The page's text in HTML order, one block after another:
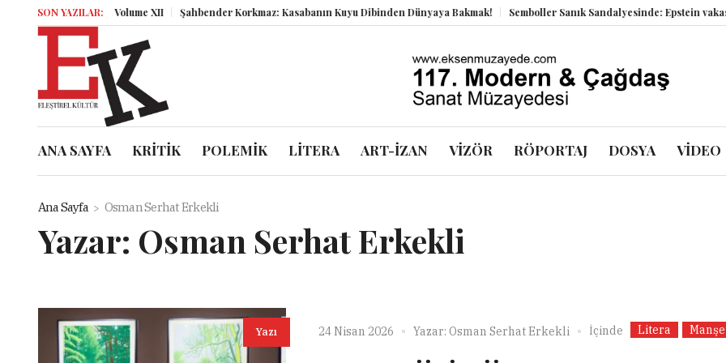
SON YAZILAR:Miz Volume XII Şahbender Korkmaz: Kasabanın Kuyu Dibinden Dünyaya Bakmak! Semboller Sanık Sandalyesinde: Epstein vakası
ANA SAYFA KRİTİK POLEMİK LİTERA ART-İZAN VİZÖR RÖPORTAJ DOSYA VİDEO
Ana Sayfa Osman Serhat Erkekli
Yazar: Osman Serhat Erkekli
Yazı 24 Nisan 2026 Yazar: Osman Serhat Erkekli İçinde Litera